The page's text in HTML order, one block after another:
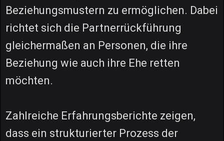
Beziehungsmustern zu ermöglichen. Dabei
richtet sich die Partnerrückführung
gleichermaßen an Personen, die ihre
Beziehung wie auch ihre Ehe retten
möchten.
Zahlreiche Erfahrungsberichte zeigen,
dass ein strukturierter Prozess der